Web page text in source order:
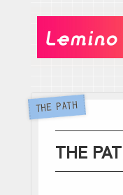
THE
THE PATH